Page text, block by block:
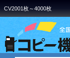
CV2001枚～4000枚